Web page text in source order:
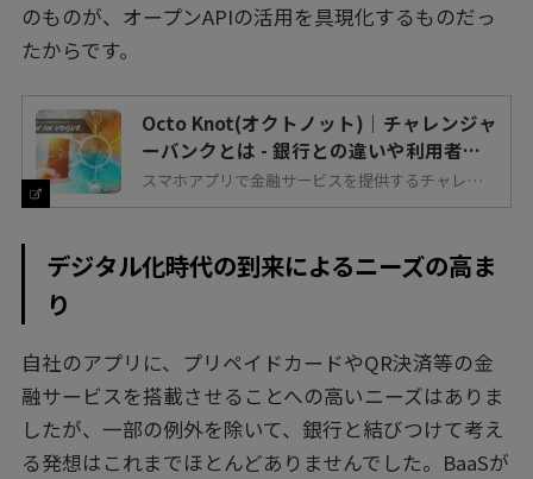
のものが、オープンAPIの活用を具現化するものだっ
たからです。
Octo Knot(オクトノット)｜チャレンジャ
ーバンクとは - 銀行との違いや利用者の
メリット・世界の動向
スマホアプリで金融サービスを提供するチャレンジ
ャーバンクは、欧州を皮切りに世界中へと広まりつ
つあります。しかし、言葉は聞いたことがあって
組みや共通する主要なサービス、他の銀行との違
い、メリット・デメリットについて改めて整理して
デジタル化時代の到来によるニーズの高ま
り
自社のアプリに、プリペイドカードやQR決済等の金
融サービスを搭載させることへの高いニーズはありま
したが、一部の例外を除いて、銀行と結びつけて考え
る発想はこれまでほとんどありませんでした。BaaSが